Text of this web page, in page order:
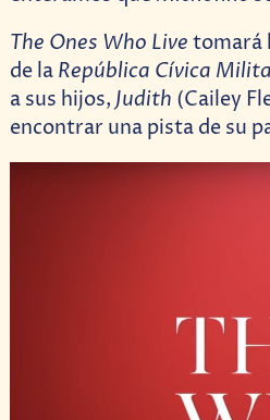
The Ones Who Live tomará
de la República Cívica
a sus hijos, Judith (Cailey
encontrar una pista de su